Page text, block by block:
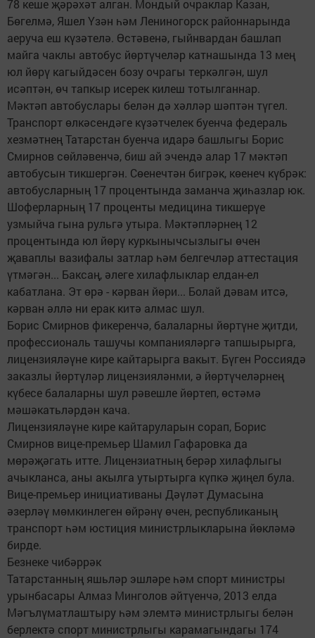
78 кеше җәрәхәт алган. Мондый очраклар Казан,
Бөгелмә, Яшел Үзән һәм Лениногорск районнарында
аеруча еш күзәтелә. Өстәвенә, гыйнвардан башлап
майга чаклы автобус йөртүчеләр катнашында 13 мең
юл йөрү кагыйдәсен бозу очрагы теркәлгән, шул
исәптән, өч тапкыр исерек килеш тотылганнар.
Мәктәп автобуслары белән дә хәлләр шәптән түгел.
Транспорт өлкәсендәге күзәтчелек буенча федераль
хезмәтнең Татарстан буенча идарә башлыгы Борис
Смирнов сөйләвенчә, биш ай эчендә алар 17 мәктәп
автобусын тикшергән. Сөенечтән бигрәк, көенеч күбрәк:
автобусларның 17 процентында заманча җиһазлар юк.
Шоферларның 17 проценты медицина тикшерүе
узмыйча гына рульгә утыра. Мәктәпләрнең 12
процентында юл йөрү куркынычсызлыгы өчен
җаваплы вазифалы затлар һәм белгечләр аттестация
үтмәгән... Баксаң, әлеге хилафлыклар елдан-ел
кабатлана. Эт өрә - кәрван йөри... Болай дәвам итсә,
кәрван әллә ни ерак китә алмас шул.
Борис Смирнов фикеренчә, балаларны йөртүне җитди,
профессиональ ташучы компанияләргә тапшырырга,
лицензияләүне кире кайтарырга вакыт. Бүген Россиядә
заказлы йөртүләр лицензияләнми, ә йөртүчеләрнең
күбесе балаларны шул рәвешле йөртеп, өстәмә
мәшәкатьләрдән кача.
Лицензияләүне кире кайтаруларын сорап, Борис
Смирнов вице-премьер Шамил Гафаровка да
мөрәҗәгать итте. Лицензиатның берәр хилафлыгы
ачыкланса, аны акылга утыртырга күпкә җиңел була.
Вице-премьер инициативаны Дәүләт Думасына
әзерләү мөмкинлеген өйрәнү өчен, республиканың
транспорт һәм юстиция министрлыкларына йөкләмә
бирде.
Безнеке чибәррәк
Татарстанның яшьләр эшләре һәм спорт министры
урынбасары Алмаз Минголов әйтүенчә, 2013 елда
Мәгълүматлаштыру һәм элемтә министрлыгы белән
берлектә спорт министрлыгы карамагындагы 174